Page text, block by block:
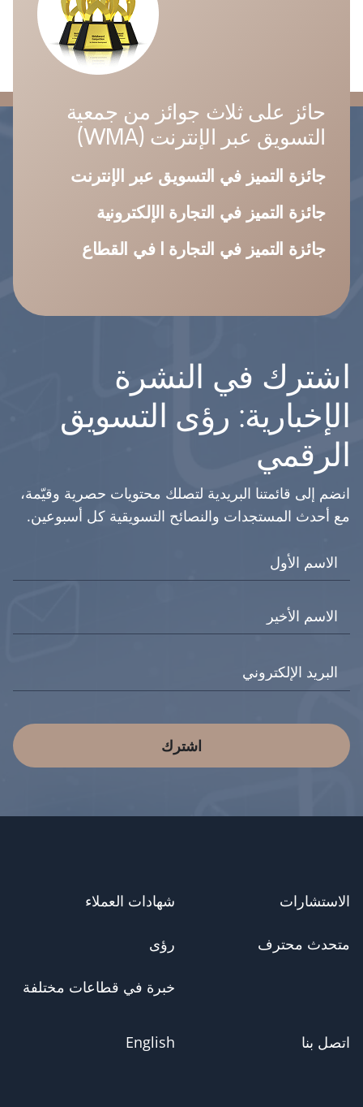
حائز على ثلاث جوائز من جمعية
التسويق عبر الإنترنت (WMA)
جائزة التميز في التسويق عبر الإنترنت
جائزة التميز في التجارة الإلكترونية
جائزة التميز في التجارة ا في القطاع
اشترك في النشرة
الإخبارية: رؤى التسويق
الرقمي
انضم إلى قائمتنا البريدية لتصلك محتويات حصرية وقيّمة،
مع أحدث المستجدات والنصائح التسويقية كل أسبوعين.
اشترك
الاستشارات
متحدث محترف
شهادات العملاء
رؤى
خبرة في قطاعات مختلفة
اتصل بنا English